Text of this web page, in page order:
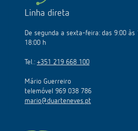
Linha direta
De segunda a sexta-feira: das 9:00 às
18:00 h
Tel.: +351 219 668 100
Mário Guerreiro
telemóvel 969 038 786
mario@duarteneves.pt